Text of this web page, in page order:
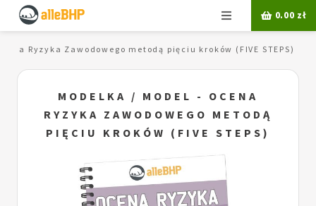
Menu 0.00 zł
Ryzyka Zawodowego metodą pięciu kroków (FIVE STEPS)
MODELKA / MODEL - OCENA
RYZYKA ZAWODOWEGO METODĄ
PIĘCIU KROKÓW (FIVE STEPS)